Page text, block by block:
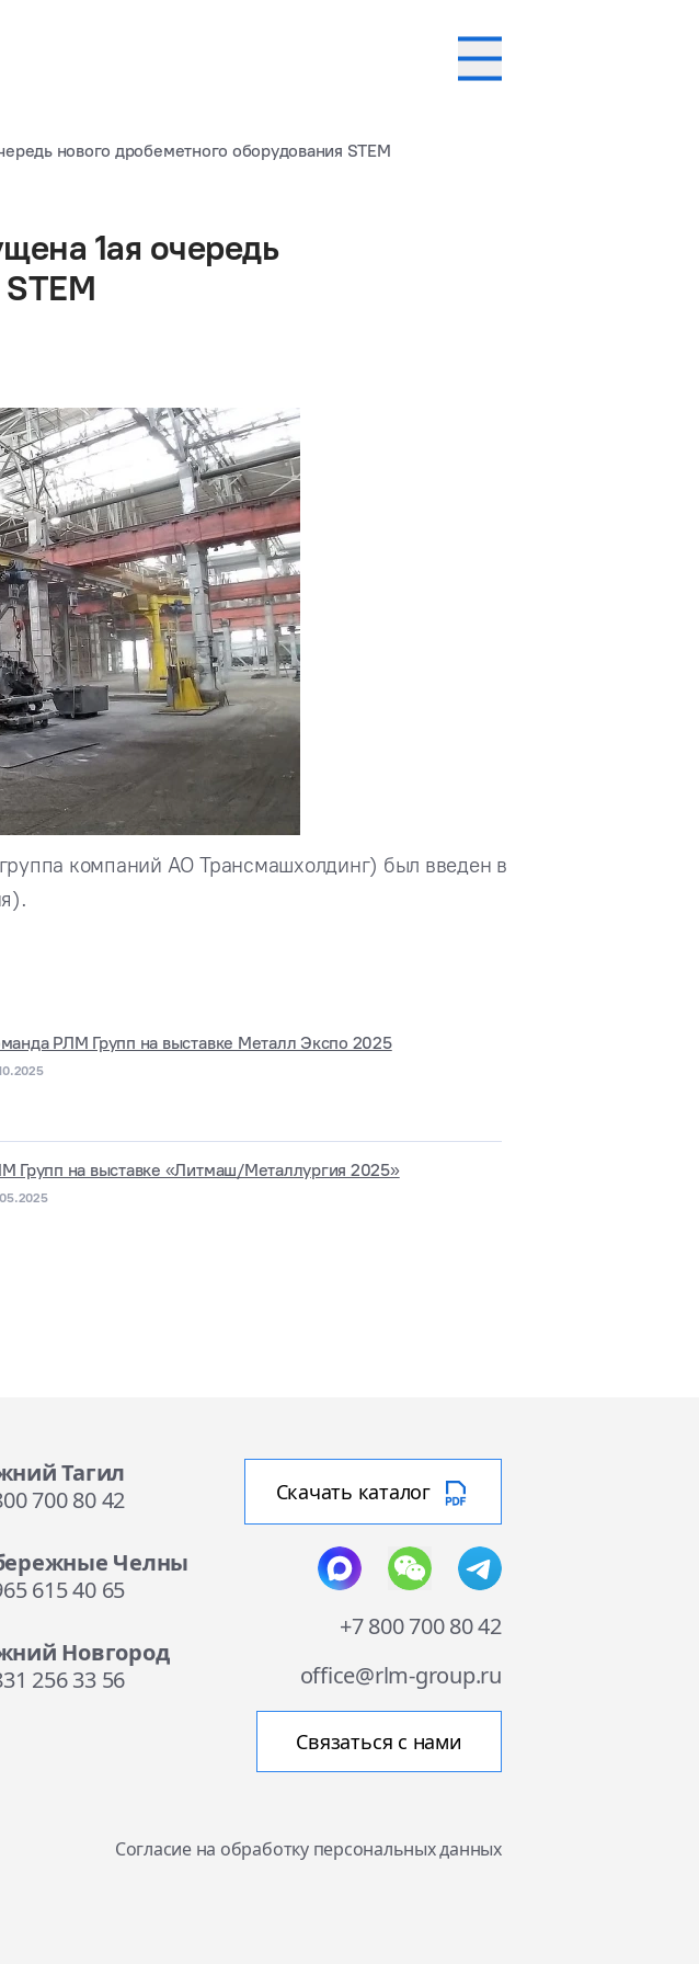
нового дробеметного оборудования STEM
1ая очередь
компаний АО Трансмашхолдинг) был введен в
РЛМ Групп на выставке Металл Экспо 2025
Групп на выставке «Литмаш/Металлургия 2025»
Тагил
700 80 42
Челны
615 40 65
Новгород
256 33 56
Скачать каталог
+7 800 700 80 42
office@rlm-group.ru
Связаться с нами
Согласие на обработку персональных данных